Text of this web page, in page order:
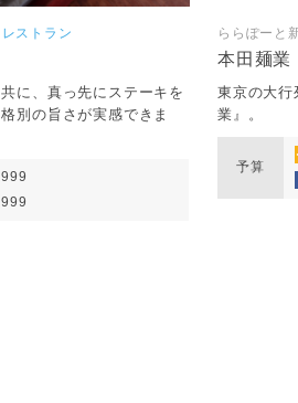
ストラン
に、真っ先にステーキを
別の旨さが実感できま
ららぽーと
本田麺業
東京の大行
業』。
予算